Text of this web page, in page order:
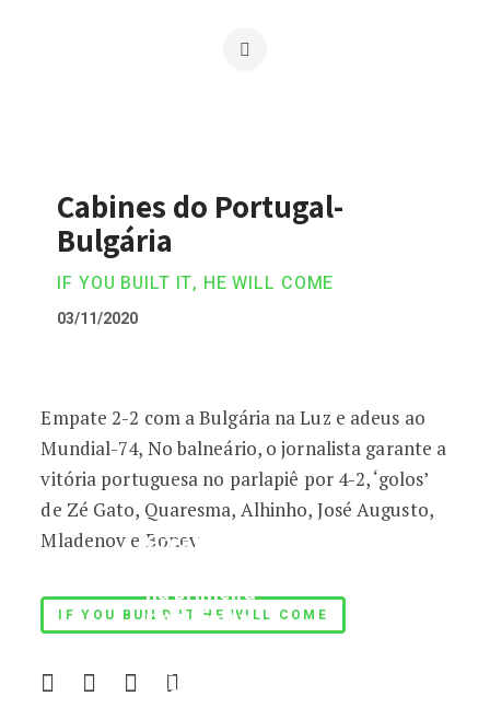
Cabines do Portugal-
Bulgária
IF YOU BUILT IT, HE WILL COME
03/11/2020
Empate 2-2 com a Bulgária na Luz e adeus ao
Mundial-74, No balneário, o jornalista garante a
vitória portuguesa no parlapiê por 4-2, ‘golos’
de Zé Gato, Quaresma, Alhinho, José Augusto,
Mladenov e Bonev
IF YOU BUILD IT HE WILL COME
Great Scott #958:
na primeira
reunião da
Associação
Internacional dos
Profissionais de